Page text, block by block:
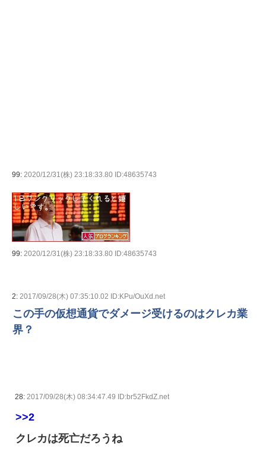
99: 2020/12/31(株) 23:18:33.80 ID:48635743
99: 2020/12/31(株) 23:18:33.80 ID:48635743
2: 2017/09/28(木) 07:35:10.02 ID:KPu/OuXd.net
この手の仮想通貨でダメージ受けるのはクレカ業
界？
28: 2017/09/28(木) 08:34:47.49 ID:br52FkdZ.net
>>2
クレカは死亡だろうね